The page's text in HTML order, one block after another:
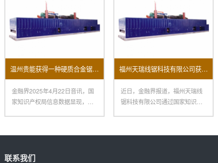
温州贵能获得一种硬质合金锯条磨齿机床专利
金融界2025年4月22日音讯，国
家知识产权局信息数据显现，温
福州天瑞线锯科技有限公司获新专利：提升开方机换料效率助力制造业变革
近日，金融界报道，福州天瑞线
锯科技有限公司通过国家知识产
联系我们